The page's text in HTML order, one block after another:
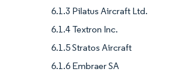
6.1.3 Pilatus Aircraft Ltd.
6.1.4 Textron Inc.
6.1.5 Stratos Aircraft
6.1.6 Embraer SA